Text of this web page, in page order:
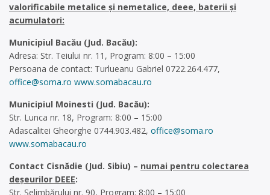
valorificabile metalice și nemetalice, deee, baterii și
acumulatori:
Municipiul Bacău (Jud. Bacău):
Adresa: Str. Teiului nr. 11, Program: 8:00 – 15:00
Persoana de contact: Turlueanu Gabriel 0722.264.477,
office@soma.ro www.somabacau.ro
Municipiul Moinesti (Jud. Bacău):
Str. Lunca nr. 18, Program: 8:00 – 15:00
Adascalitei Gheorghe 0744.903.482, office@soma.ro
www.somabacau.ro
Contact Cisnădie (Jud. Sibiu) – numai pentru colectarea
deșeurilor DEEE:
Str. Șelimbărului nr. 90, Program: 8:00 – 15:00